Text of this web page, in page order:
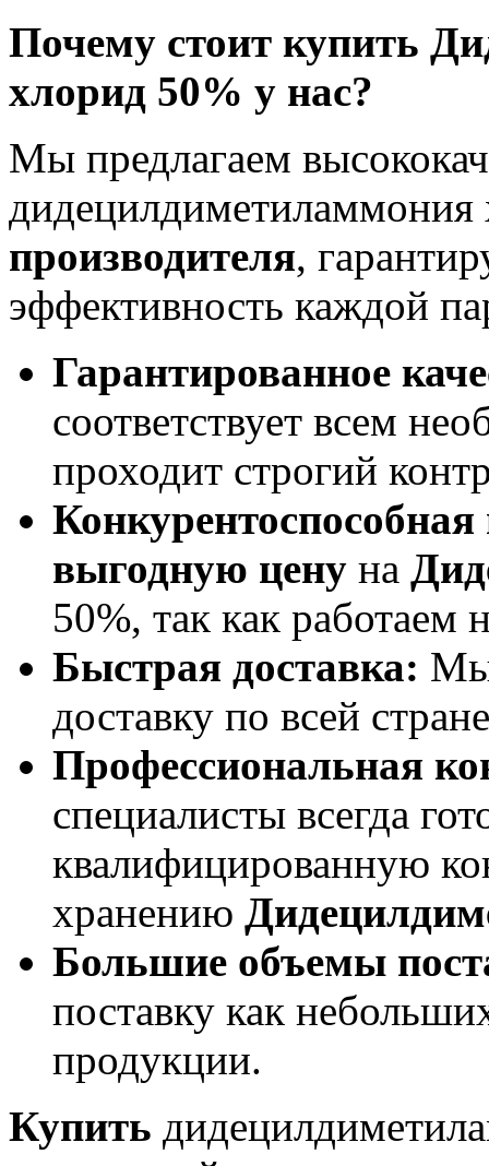
Почему стоит купить
хлорид 50% у нас?
Мы предлагаем
производителя,
эффективность каждой
Гарантированное
соответствует всем
проходит строгий
Конкурентоспособная
выгодную цену на
50%, так как работаем
Быстрая доставка: Мы
доставку по всей
Профессиональная
специалисты всегда
квалифицированную
хранению
Большие объемы
поставку как
продукции.
Купить